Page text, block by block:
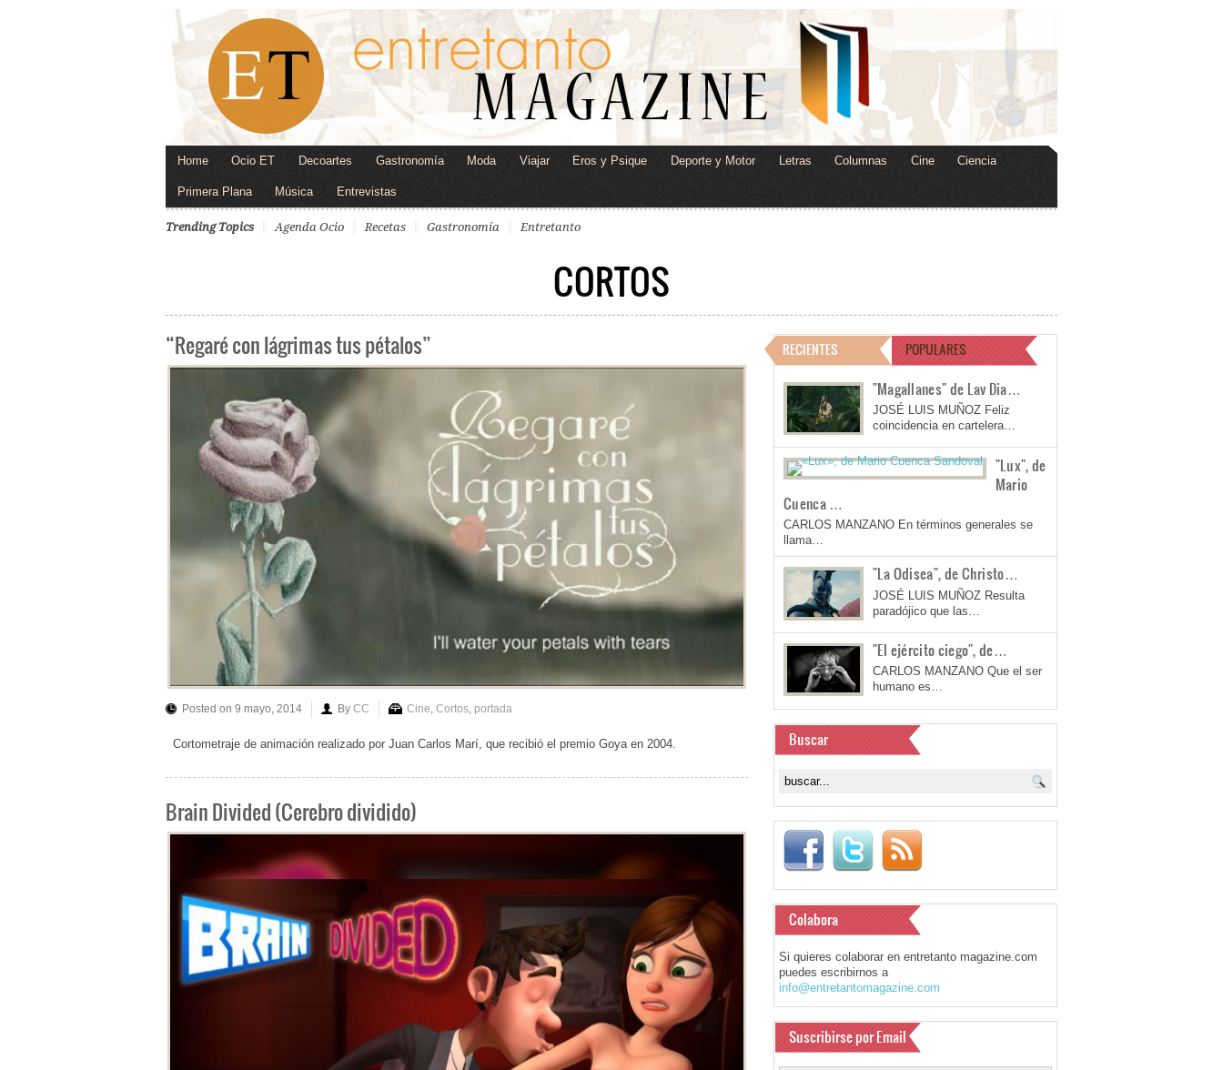
Home Ocio ET Decoartes Gastronomía Moda Viajar Eros y Psique Deporte y Motor Letras Columnas Cine Ciencia
Primera Plana Música Entrevistas
Trending Topics Agenda Ocio Recetas Gastronomía Entretanto
CORTOS
“Regaré con lágrimas tus pétalos”
Posted on 9 mayo, 2014 By CC Cine Cortos portada
Cortometraje de animación realizado por Juan Carlos Marí, que recibió el premio Goya en 2004.
Brain Divided (Cerebro dividido)
RECIENTES POPULARES
"Magallanes" de Lav Dia…
JOSÉ LUIS MUÑOZ Feliz
coincidencia en cartelera…
"Lux", de
Mario
Cuenca …
CARLOS MANZANO En términos generales se
llama…
"La Odisea", de Christo…
JOSÉ LUIS MUÑOZ Resulta
paradójico que las…
"El ejército ciego", de…
CARLOS MANZANO Que el ser
humano es…
Buscar
Colabora
Si quieres colaborar en entretanto magazine.com
puedes escribirnos a
info@entretantomagazine.com
Suscribirse por Email